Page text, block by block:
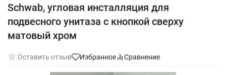
Schwab, угловая инсталляция для
подвесного унитаза с кнопкой сверху
матовый хром
Оставить отзыв Избранное Сравнение